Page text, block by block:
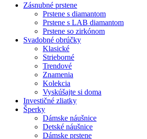
Zásnubné prstene
Prstene s diamantom
Prstene s LAB diamantom
Prstene so zirkónom
Svadobné obrúčky
Klasické
Strieborné
Trendové
Znamenia
Kolekcia
Vyskúšajte si doma
Investičné zliatky
Šperky
Dámske náušnice
Detské náušnice
Dámske prstene